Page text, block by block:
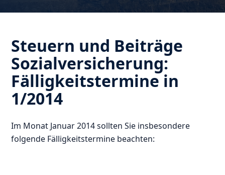
Steuern und Beiträge
Sozialversicherung:
Fälligkeitstermine in
1/2014
Im Monat Januar 2014 sollten Sie insbesondere
folgende Fälligkeitstermine beachten: